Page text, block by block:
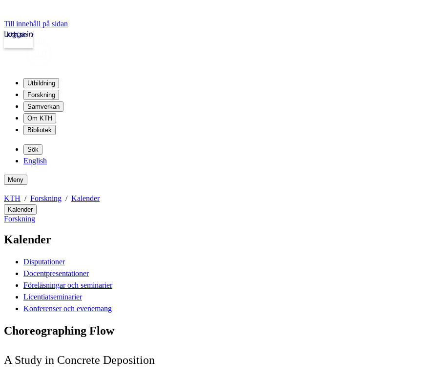
Till innehåll på sidan
kth.se
Logga in
Utbildning
Forskning
Samverkan
Om KTH
Bibliotek
Sök
English
Meny
KTH Forskning Kalender
Kalender
Forskning
Kalender
Disputationer
Docentpresentationer
Föreläsningar och seminarier
Licentiatseminarier
Konferenser och evenemang
Choreographing Flow
A Study in Concrete Deposition